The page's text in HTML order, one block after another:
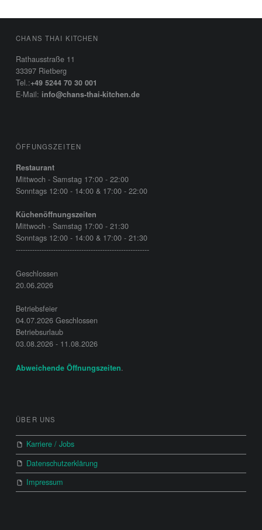
FOOTER SIDEBAR
CHANS THAI KITCHEN
Rathausstraße 11
33397 Rietberg
Tel.:+49 5244 70 30 001
E-Mail: info@chans-thai-kitchen.de
ÖFFUNGSZEITEN
Restaurant
Mittwoch - Samstag 17:00 - 22:00
Sonntags 12:00 - 14:00 & 17:00 - 22:00
Küchenöffnungszeiten
Mittwoch - Samstag 17:00 - 21:30
Sonntags 12:00 - 14:00 & 17:00 - 21:30
---------------------------------------------------------
Geschlossen
20.06.2026
Betriebsfeier
04.07.2026 Geschlossen
Betriebsurlaub
03.08.2026 - 11.08.2026
Abweichende Öffnungszeiten.
ÜBER UNS
Karriere / Jobs
Datenschutzerklärung
Impressum